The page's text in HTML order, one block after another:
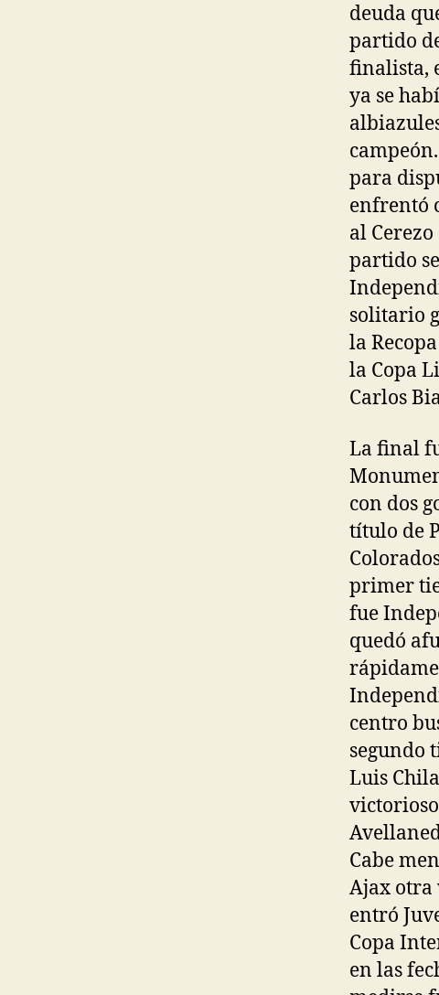
deuda
partido
finalista,
ya se
para
enfrentó
al Cerezo
partido
solitario
la
la Copa
Carlos
La final
con dos
título de
primer
fue
quedó
centro
segundo
Luis
Cabe
Ajax otra
entró
Copa
en las